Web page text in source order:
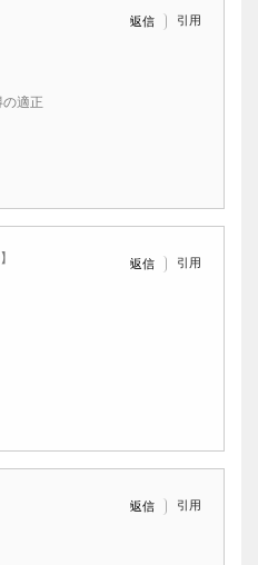
返信 引用
適正
返信 引用
返信 引用